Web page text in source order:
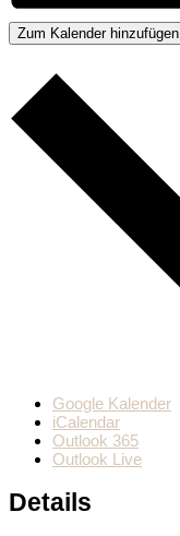
Zum Kalender hinzufügen
Google Kalender
iCalendar
Outlook 365
Outlook Live
Details